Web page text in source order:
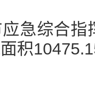
急综合
积